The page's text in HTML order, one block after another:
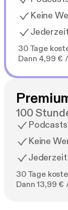
Keine
30 Tage
Dann 4,99 €
100
Keine
30 Tage
Dann 13,99 €